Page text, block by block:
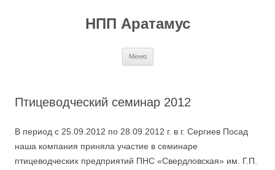
НПП Аратамус
Меню
Птицеводческий семинар 2012
В период с 25.09.2012 по 28.09.2012 г. в г. Сергиев Посад
наша компания приняла участие в семинаре
птицеводческих предприятий ПНС «Свердловская» им. Г.П.